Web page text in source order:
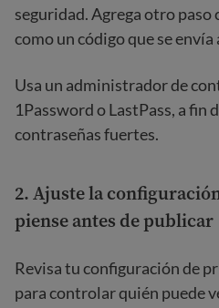
seguridad. Agrega otro paso
como un código que se
Usa un administrador de
1Password o LastPass, a fin
contraseñas fuertes.
2. Ajuste la
piense antes de publicar
Revisa tu configuración de
para controlar quién puede